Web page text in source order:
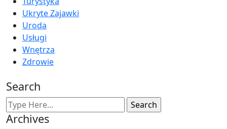
Ukryte Zajawki
Uroda
Usługi
Wnętrza
Zdrowie
Search
Archives